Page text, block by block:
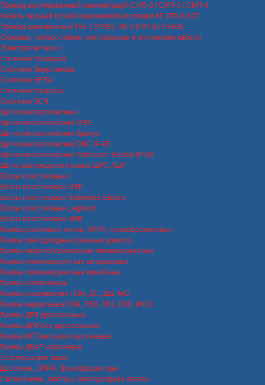
Провод изолированный самонесущий СИП-2 / СИП-3 / СИП-4
Кабель медный гибкий в резиновой изоляции КГ, РПШ, КОГ
Провод одножильный ПВ-1 (ПУВ), ПВ-3 (ПУГВ), ПНСВ
Силовые, термостойкие, контрольные и оптические кабели
Электросчетчики
Счетчики Меркурий
Счетчики Энергомера
Счетчики НЕВА
Счетчики Матрица
Счетчики ПСЧ
Щитки металлические
Щитки металлические ИЭК
Щитки металлические Кронус
Щитки металлические DKC IP-65
Щитки металлические Schneider Electric IP-66
Щиты распределительные ЩРС / ЩР
Боксы пластиковые
Боксы пластиковые ИЭК
Боксы пластиковые Schneider Electric
Боксы пластиковые Legrand
Боксы пластиковые ABB
Лампы различных типов, ЭПРА, трансформаторы
Лампы светодиодные (разные цоколи)
Лампы энергосберегающие люминисцентные
Лампы люминисцентные штырьковые
Лампы люминисцентные линейные
Лампы галогеновые
Лампы накаливания ЛОН, ДС, ДШ, МО
Лампы зеркальные R39, R50, R63, R80, ИКЗК
Лампы ДРЛ дроссельные
Лампы ДРВ без дроссельные
Лампы МГЛ металло-галогенные
Лампы ДНаТ натриевые
Стартеры для ламп
Дроссели, ЭПРА, Трансформаторы
Светильники, люстры, светодиодная лента